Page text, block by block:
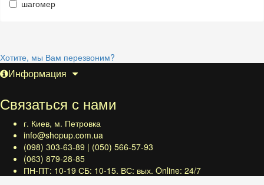
шагомер
Хотите, мы Вам перезвоним?
Информация
Связаться с нами
г. Киев, м. Петровка
info@shopup.com.ua
(098) 303-63-89 | (050) 566-57-93
(063) 879-28-85
ПН-ПТ: 10-19 СБ: 10-15. ВС: вых. Online: 24/7